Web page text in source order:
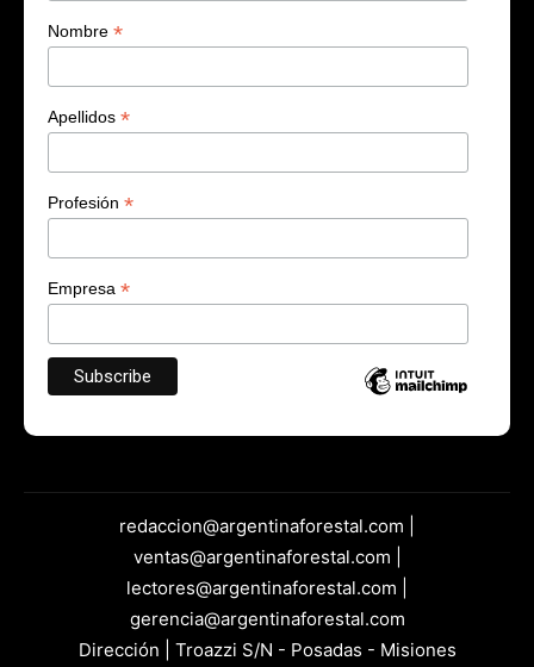
Nombre *
Apellidos *
Profesión *
Empresa *
redaccion@argentinaforestal.com |
ventas@argentinaforestal.com |
lectores@argentinaforestal.com |
gerencia@argentinaforestal.com
Dirección | Troazzi S/N - Posadas - Misiones